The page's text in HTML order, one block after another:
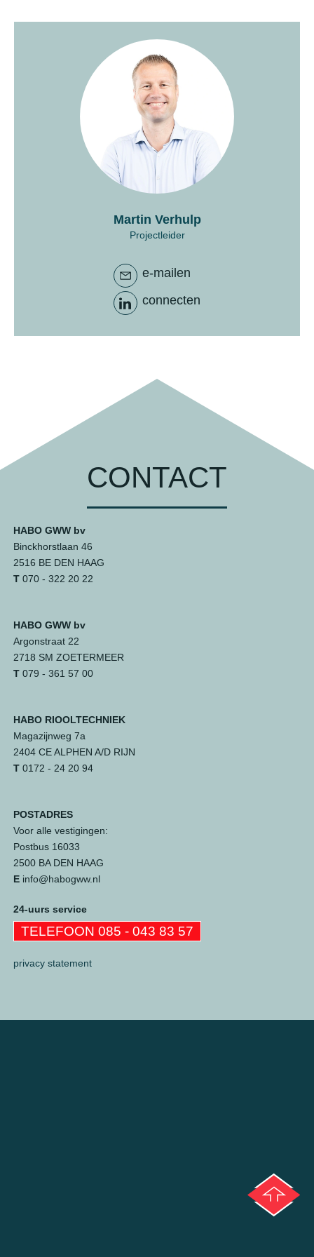
Martin Verhulp
Projectleider
e-mailen
connecten
CONTACT
HABO GWW bv
Binckhorstlaan 46
2516 BE DEN HAAG
T070 - 322 20 22
HABO GWW bv
Argonstraat 22
2718 SM ZOETERMEER
T079 - 361 57 00
HABO RIOOLTECHNIEK
Magazijnweg 7a
2404 CE ALPHEN A/D RIJN
T0172 - 24 20 94
POSTADRES
Voor alle vestigingen:
Postbus 16033
2500 BA DEN HAAG
Einfo@habogww.nl
24-uurs service
TELEFOON 085 - 043 83 57
privacy statement